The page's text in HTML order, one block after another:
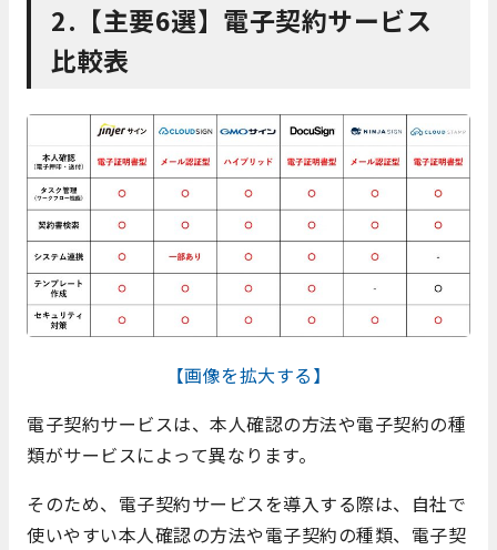
2.【主要6選】電子契約サービス
比較表
【画像を拡大する】
電子契約サービスは、本人確認の方法や電子契約の種
類がサービスによって異なります。
そのため、電子契約サービスを導入する際は、自社で
使いやすい本人確認の方法や電子契約の種類、電子契